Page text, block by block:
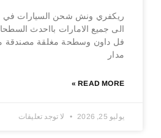
ريكفري ونش شحن السيارات في
الى جميع الامارات بااحدث
فل داون وسطحة مغلقة مصندقة
مدار
READ MORE »
يوليو 25, 2026 لا توجد تعليقات